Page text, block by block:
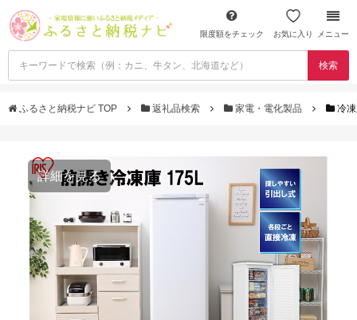
限度額をチェック お気に入り メニュー
検索
ふるさと納税ナビ TOP 返礼品検索 家電・電化製品 冷
詳細を見る